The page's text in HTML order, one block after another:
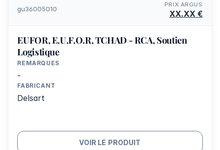
gu36005010
PRIX ARGUS
XX.XX €
EUFOR, E.U.F.O.R, TCHAD - RCA, Soutien
Logistique
REMARQUES
-
FABRICANT
Delsart
VOIR LE PRODUIT